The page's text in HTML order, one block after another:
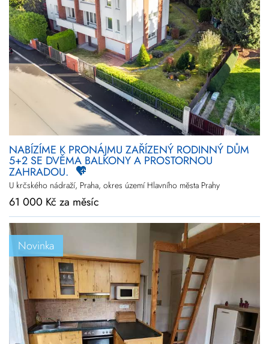
NABÍZÍME K PRONÁJMU ZAŘÍZENÝ RODINNÝ DŮM
5+2 SE DVĚMA BALKONY A PROSTORNOU
ZAHRADOU.
U krčského nádraží, Praha, okres území Hlavního města Prahy
61 000 Kč za měsíc
Novinka